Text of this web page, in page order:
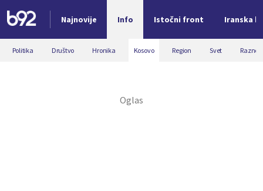
Najnovije Info Istočni front Iranska
Nova vest
Politika Društvo Hronika Kosovo Region Svet Razno